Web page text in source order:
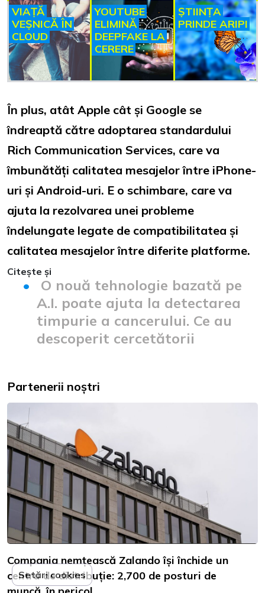
VIAȚĂ
VEȘNICĂ ÎN
CLOUD
YOUTUBE
ELIMINĂ
DEEPFAKE LA
CERERE
ȘTIINȚA
PRINDE ARIPI
În plus, atât Apple cât și Google se
îndreaptă către adoptarea standardului
Rich Communication Services, care va
îmbunătăți calitatea mesajelor între iPhone-
uri și Android-uri. E o schimbare, care va
ajuta la rezolvarea unei probleme
îndelungate legate de compatibilitatea și
calitatea mesajelor între diferite platforme.
Citește și
O nouă tehnologie bazată pe
A.I. poate ajuta la detectarea
timpurie a cancerului. Ce au
descoperit cercetătorii
Partenerii noștri
Compania nemțească Zalando își închide un
centru de distribuție: 2,700 de posturi de
Setări cookies